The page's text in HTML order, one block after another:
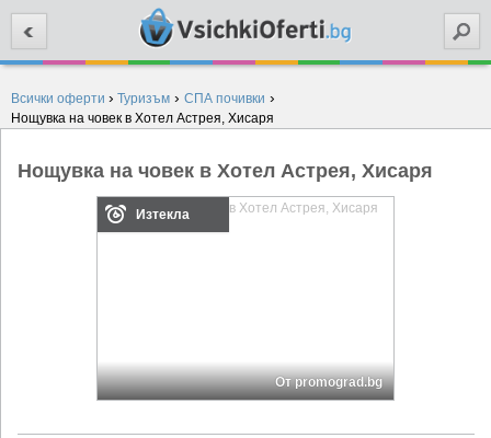
Всички оферти › Туризъм › СПА почивки ›
Нощувка на човек в Хотел Астрея, Хисаря
Нощувка на човек в Хотел Астрея, Хисаря
Изтекла
От promograd.bg